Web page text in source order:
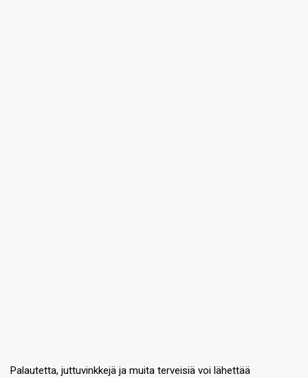
Palautetta, juttuvinkkejä ja muita terveisiä voi lähettää